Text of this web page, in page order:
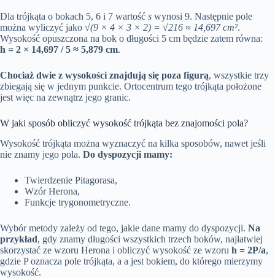
Dla trójkąta o bokach 5, 6 i 7 wartość s wynosi 9. Następnie pole
można wyliczyć jako √(9 × 4 × 3 × 2) = √216 ≈ 14,697 cm².
Wysokość opuszczona na bok o długości 5 cm będzie zatem równa:
h = 2 × 14,697 / 5 ≈ 5,879 cm.
Chociaż dwie z wysokości znajdują się poza figurą, wszystkie trzy
zbiegają się w jednym punkcie. Ortocentrum tego trójkąta położone
jest więc na zewnątrz jego granic.
W jaki sposób obliczyć wysokość trójkąta bez znajomości pola?
Wysokość trójkąta można wyznaczyć na kilka sposobów, nawet jeśli
nie znamy jego pola. Do dyspozycji mamy:
Twierdzenie Pitagorasa,
Wzór Herona,
Funkcje trygonometryczne.
Wybór metody zależy od tego, jakie dane mamy do dyspozycji. Na
przykład, gdy znamy długości wszystkich trzech boków, najłatwiej
skorzystać ze wzoru Herona i obliczyć wysokość ze wzoru h = 2P/a,
gdzie P oznacza pole trójkąta, a a jest bokiem, do którego mierzymy
wysokość.